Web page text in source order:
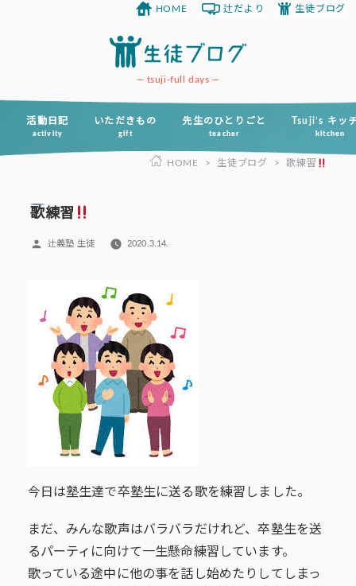
ツ
tsuji-full days
活動日記
activity
いただきもの
gift
先生のひとりごと
teacher
Tsuji’s キッ
kitchen
HOME 辻だより 生徒ブログ
HOME > 生徒ブログ > 歌練習
歌練習
投
辻義塾 生徒 2020.3.14.
今日は塾生達で卒塾生に送る歌を練習しました。
まだ、みんな歌声はバラバラだけれど、卒塾生を送
るパーティに向けて一生懸命練習しています。
歌っている途中に他の事を話し始めたりしてしまっ